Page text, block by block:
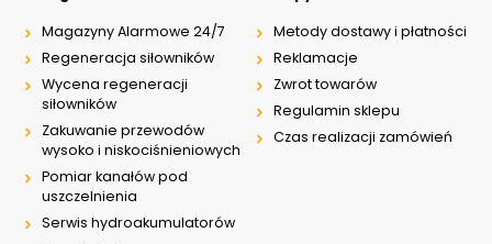
Magazyny Alarmowe 24/7
Regeneracja siłowników
Wycena regeneracji
siłowników
Zakuwanie przewodów
wysoko i niskociśnieniowych
Pomiar kanałów pod
uszczelnienia
Serwis hydroakumulatorów
Metody dostawy i płatności
Reklamacje
Zwrot towarów
Regulamin sklepu
Czas realizacji zamówień